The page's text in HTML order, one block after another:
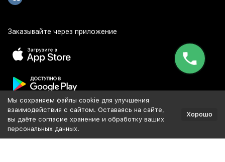
Заказывайте через приложение
Популярное
Мы сохраняем файлы cookie для улучшения
взаимодействия с сайтом. Оставаясь на сайте,
вы даёте согласие хранение и обработку ваших
персональных данных.
Хорошо